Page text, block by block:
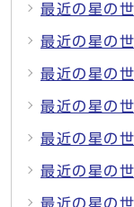
最近の星の
最近の星の
最近の星の
最近の星の
最近の星の
最近の星の
最近の星の